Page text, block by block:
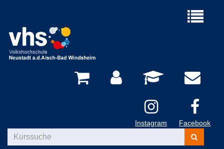
Menü
Instagram Facebook
Kurse
suchen